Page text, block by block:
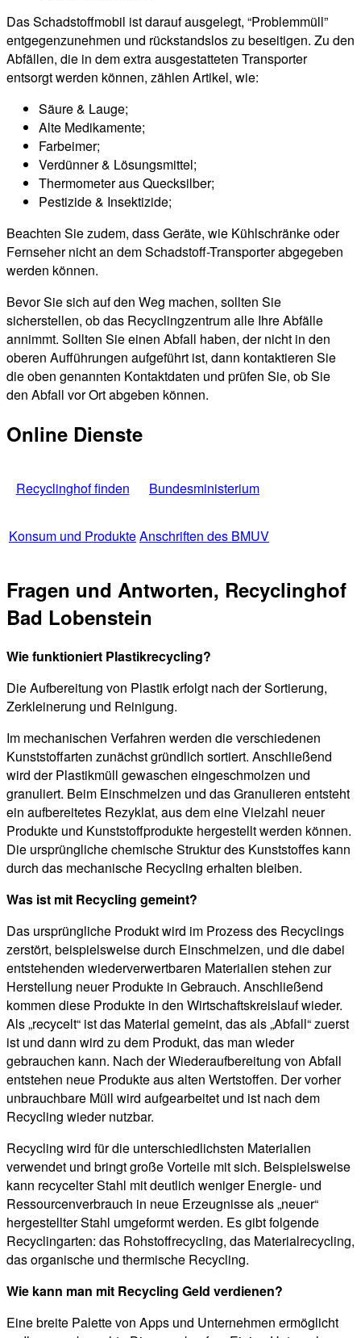
Das Schadstoffmobil ist darauf ausgelegt, “Problemmüll”
entgegenzunehmen und rückstandslos zu beseitigen. Zu den
Abfällen, die in dem extra ausgestatteten Transporter
entsorgt werden können, zählen Artikel, wie:
Säure & Lauge;
Alte Medikamente;
Farbeimer;
Verdünner & Lösungsmittel;
Thermometer aus Quecksilber;
Pestizide & Insektizide;
Beachten Sie zudem, dass Geräte, wie Kühlschränke oder
Fernseher nicht an dem Schadstoff-Transporter abgegeben
werden können.
Bevor Sie sich auf den Weg machen, sollten Sie
sicherstellen, ob das Recyclingzentrum alle Ihre Abfälle
annimmt. Sollten Sie einen Abfall haben, der nicht in den
oberen Aufführungen aufgeführt ist, dann kontaktieren Sie
die oben genannten Kontaktdaten und prüfen Sie, ob Sie
den Abfall vor Ort abgeben können.
Online Dienste
Recyclinghof finden Bundesministerium
Konsum und ProdukteAnschriften des BMUV
Fragen und Antworten, Recyclinghof
Bad Lobenstein
Wie funktioniert Plastikrecycling?
Die Aufbereitung von Plastik erfolgt nach der Sortierung,
Zerkleinerung und Reinigung.
Im mechanischen Verfahren werden die verschiedenen
Kunststoffarten zunächst gründlich sortiert. Anschließend
wird der Plastikmüll gewaschen eingeschmolzen und
granuliert. Beim Einschmelzen und das Granulieren entsteht
ein aufbereitetes Rezyklat, aus dem eine Vielzahl neuer
Produkte und Kunststoffprodukte hergestellt werden können.
Die ursprüngliche chemische Struktur des Kunststoffes kann
durch das mechanische Recycling erhalten bleiben.
Was ist mit Recycling gemeint?
Das ursprüngliche Produkt wird im Prozess des Recyclings
zerstört, beispielsweise durch Einschmelzen, und die dabei
entstehenden wiederverwertbaren Materialien stehen zur
Herstellung neuer Produkte in Gebrauch. Anschließend
kommen diese Produkte in den Wirtschaftskreislauf wieder.
Als „recycelt“ ist das Material gemeint, das als „Abfall“ zuerst
ist und dann wird zu dem Produkt, das man wieder
gebrauchen kann. Nach der Wiederaufbereitung von Abfall
entstehen neue Produkte aus alten Wertstoffen. Der vorher
unbrauchbare Müll wird aufgearbeitet und ist nach dem
Recycling wieder nutzbar.
Recycling wird für die unterschiedlichsten Materialien
verwendet und bringt große Vorteile mit sich. Beispielsweise
kann recycelter Stahl mit deutlich weniger Energie- und
Ressourcenverbrauch in neue Erzeugnisse als „neuer“
hergestellter Stahl umgeformt werden. Es gibt folgende
Recyclingarten: das Rohstoffrecycling, das Materialrecycling,
das organische und thermische Recycling.
Wie kann man mit Recycling Geld verdienen?
Eine breite Palette von Apps und Unternehmen ermöglicht